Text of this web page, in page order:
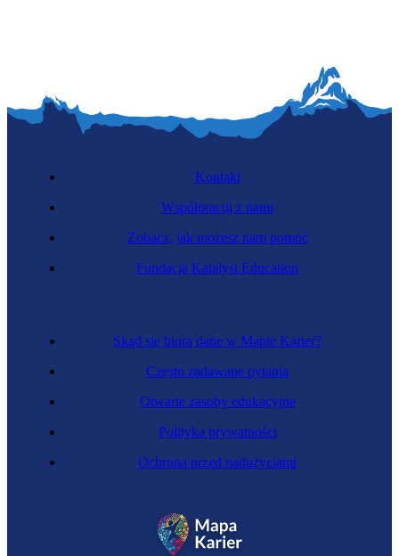
Specjalistka mediów społecznościowych
Przedsiębiorczyni
Skąd się biorą dane w Mapie Karier?
Często zadawane pytania
Otwarte zasoby edukacyjne
Polityka prywatności
Ochrona przed nadużyciami
Kontakt
Współpracuj z nami
Zobacz, jak możesz nam pomóc
Fundacja Katalyst Education